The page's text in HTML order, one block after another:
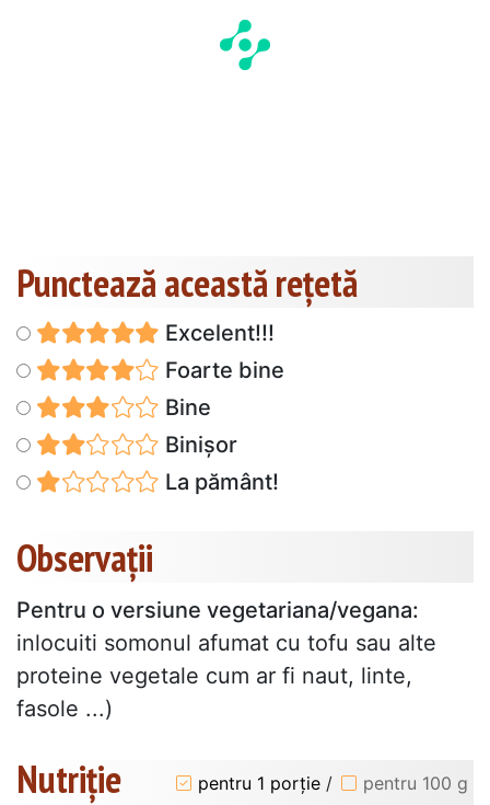
Punctează această reţetă
Excelent!!!
Foarte bine
Bine
Binișor
La pământ!
Observații
Pentru o versiune vegetariana/vegana:
inlocuiti somonul afumat cu tofu sau alte
proteine vegetale cum ar fi naut, linte,
fasole ...)
Nutriție pentru 1 porție / pentru 100 g